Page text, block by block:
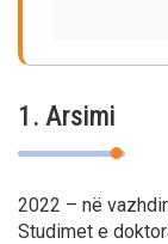
1. Arsimi
2022 – në
Studimet e